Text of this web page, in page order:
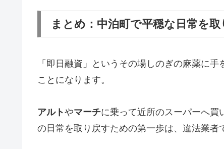
まとめ：中泊町で平穏な日常を
「即日融資」というその場しのぎの麻薬に
ことになります。
アルトやマーチに乗って近所のスーパーへ買
の日常を取り戻すための第一歩は、違法業者